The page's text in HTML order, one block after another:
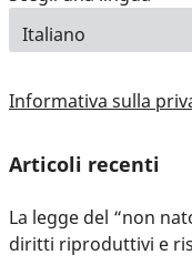
Informativa sulla
Articoli recenti
La legge del “non
diritti riproduttivi e